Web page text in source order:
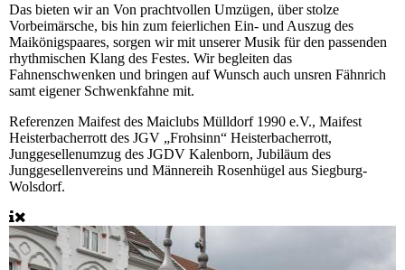
Das bieten wir an Von prachtvollen Umzügen, über stolze
Vorbeimärsche, bis hin zum feierlichen Ein- und Auszug des
Maikönigspaares, sorgen wir mit unserer Musik für den passenden
rhythmischen Klang des Festes. Wir begleiten das
Fahnenschwenken und bringen auf Wunsch auch unsren Fähnrich
samt eigener Schwenkfahne mit.
Referenzen Maifest des Maiclubs Mülldorf 1990 e.V., Maifest
Heisterbacherrott des JGV „Frohsinn“ Heisterbacherrott,
Junggesellenumzug des JGDV Kalenborn, Jubiläum des
Junggesellenvereins und Männereih Rosenhügel aus Siegburg-
Wolsdorf.